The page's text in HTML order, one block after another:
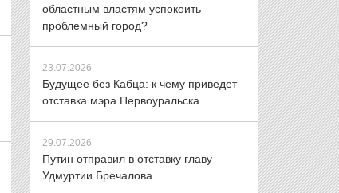
областным властям успокоить
проблемный город?
23.07.2026
Будущее без Кабца: к чему приведет
отставка мэра Первоуральска
29.07.2026
Путин отправил в отставку главу
Удмуртии Бречалова